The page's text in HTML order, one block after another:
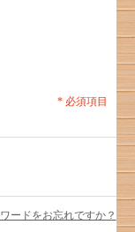
* 必須項目
ードをお忘れですか？